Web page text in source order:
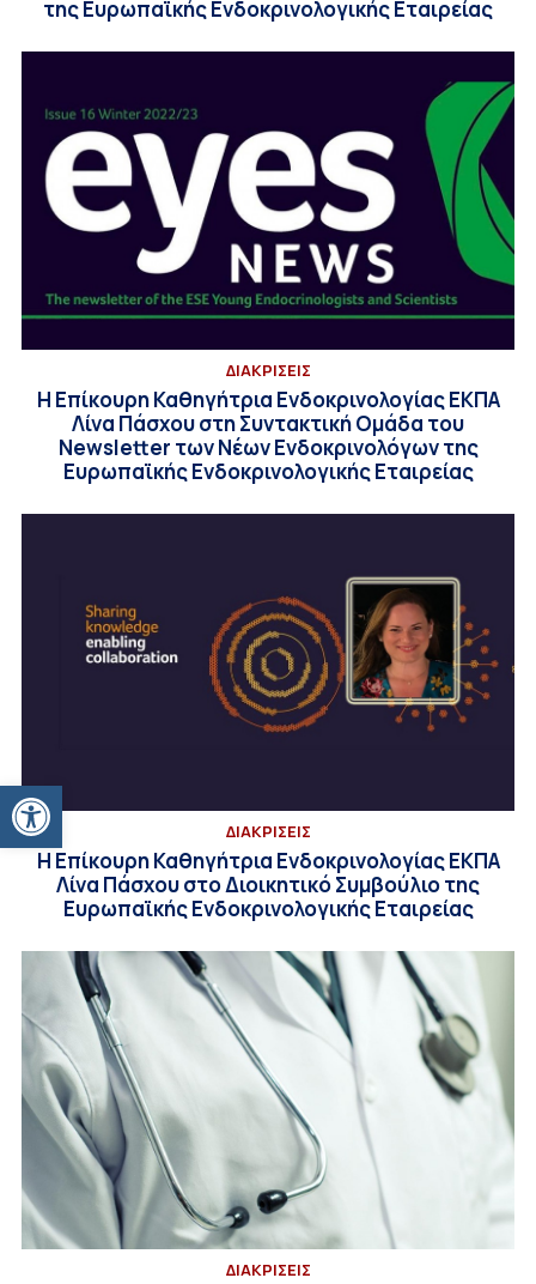
Ανοίξτε τη γραμμή εργαλείων
της Ευρωπαϊκής Ενδοκρινολογικής Εταιρείας
ΔΙΑΚΡΙΣΕΙΣ
Η Επίκουρη Καθηγήτρια Ενδοκρινολογίας ΕΚΠΑ
Λίνα Πάσχου στη Συντακτική Ομάδα του
Newsletter των Νέων Ενδοκρινολόγων της
Ευρωπαϊκής Ενδοκρινολογικής Εταιρείας
ΔΙΑΚΡΙΣΕΙΣ
Η Επίκουρη Καθηγήτρια Ενδοκρινολογίας ΕΚΠΑ
Λίνα Πάσχου στο Διοικητικό Συμβούλιο της
Ευρωπαϊκής Ενδοκρινολογικής Εταιρείας
ΔΙΑΚΡΙΣΕΙΣ